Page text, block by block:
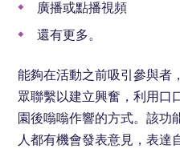
廣播或點播視頻
還有更多。
能夠在活動之前吸引參與者
眾聯繫以建立興奮，利用口
園後嗡嗡作響的方式。該功
人都有機會發表意見，表達